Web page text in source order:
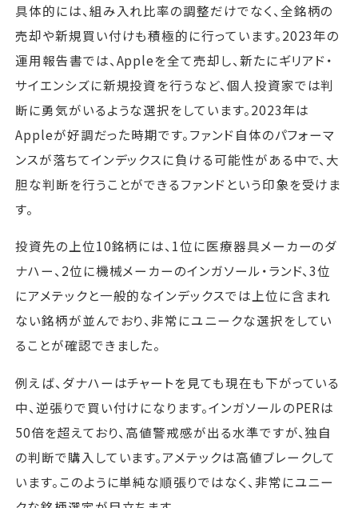
具体的には、組み入れ比率の調整だけでなく、全銘柄の
売却や新規買い付けも積極的に行っています。2023年の
運用報告書では、Appleを全て売却し、新たにギリアド・
サイエンシズに新規投資を行うなど、個人投資家では判
断に勇気がいるような選択をしています。2023年は
Appleが好調だった時期です。ファンド自体のパフォーマ
ンスが落ちてインデックスに負ける可能性がある中で、大
胆な判断を行うことができるファンドという印象を受けま
す。
投資先の上位10銘柄には、1位に医療器具メーカーのダ
ナハー、2位に機械メーカーのインガソール・ランド、3位
にアメテックと一般的なインデックスでは上位に含まれ
ない銘柄が並んでおり、非常にユニークな選択をしてい
ることが確認できました。
例えば、ダナハーはチャートを見ても現在も下がっている
中、逆張りで買い付けになります。インガソールのPERは
50倍を超えており、高値警戒感が出る水準ですが、独自
の判断で購入しています。アメテックは高値ブレークして
います。このように単純な順張りではなく、非常にユニー